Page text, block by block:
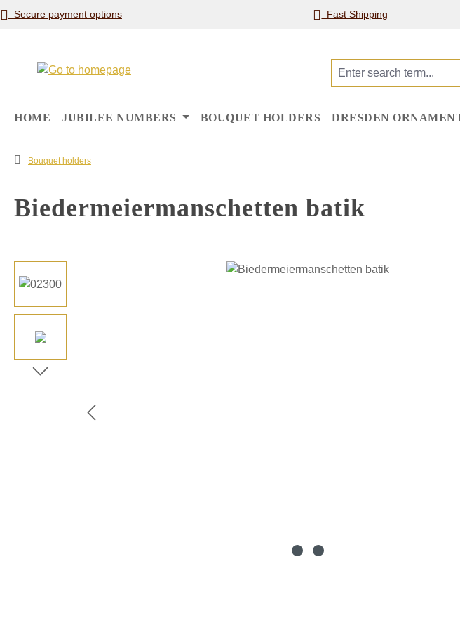
to main content
Skip to search
Skip to main navigation
Secure payment options Fast Shipping
HOME JUBILEE NUMBERS BOUQUET HOLDERS DRESDEN
Bouquet holders
Biedermeiermanschetten batik